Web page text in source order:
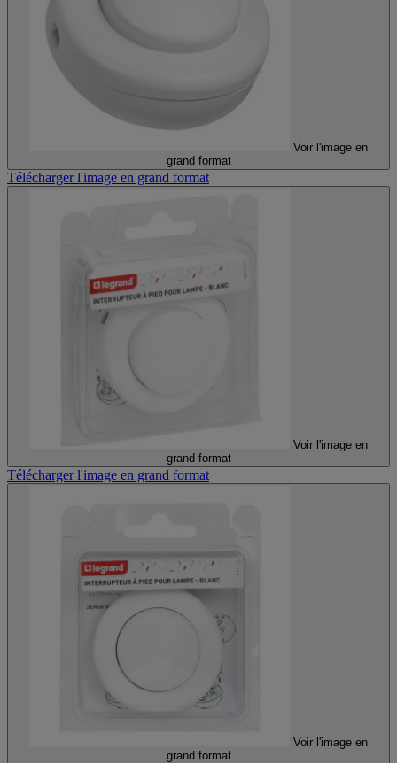
Voir l'image en
grand format
Télécharger l'image en grand format
Voir l'image en
grand format
Télécharger l'image en grand format
Voir l'image en
grand format